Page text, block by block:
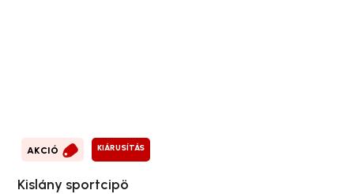
AKCIÓ KIÁRUSÍTÁS
Kislány sportcipö